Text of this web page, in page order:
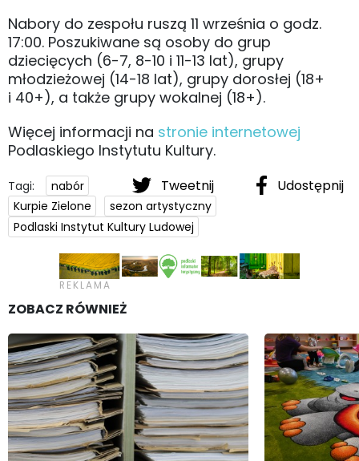
Nabory do zespołu ruszą 11 września o godz.
17:00. Poszukiwane są osoby do grup
dziecięcych (6-7, 8-10 i 11-13 lat), grupy
młodzieżowej (14-18 lat), grupy dorosłej (18+
i 40+), a także grupy wokalnej (18+).
Więcej informacji na stronie internetowej
Podlaskiego Instytutu Kultury.
Tweetnij Udostępnij
Tagi:
nabór
Kurpie Zielone
sezon artystyczny
Podlaski Instytut Kultury Ludowej
ZOBACZ RÓWNIEŻ